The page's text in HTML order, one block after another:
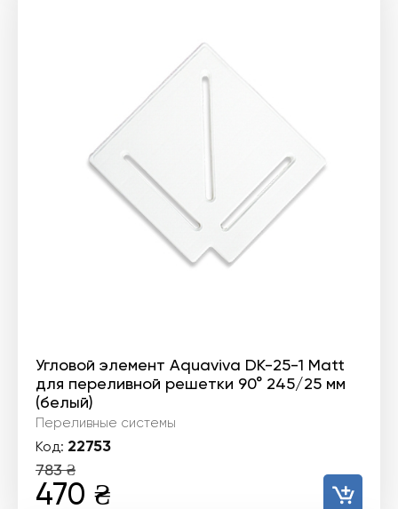
Угловой элемент Aquaviva DK-25-1 Matt
для переливной решетки 90° 245/25 мм
(белый)
Переливные системы
Код: 22753
783₴
Первоначальная
470 ₴